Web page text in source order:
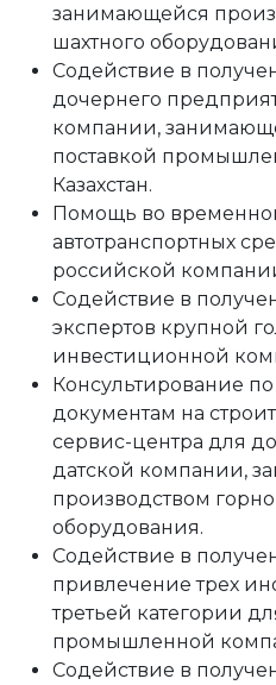
занимающейся
шахтного
Содействие в
дочернего
компании,
поставкой
Казахстан.
Помощь во
автотранспортных
российской
Содействие в
экспертов крупной
инвестиционной
Консультирование
документам на
сервис-центра для
датской компании,
производством
оборудования.
Содействие в
привлечение трех
третьей категории
промышленной
Содействие в